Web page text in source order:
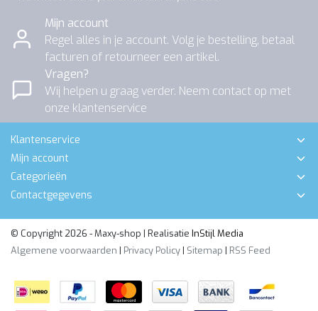
Mijn account
Regel alles in je account. Volg je bestelling, betaal
facturen of retourneer een artikel.
Vragen?
Wij helpen u graag verder. Neem contact op met
onze klantenservice
Klantenservice
Mijn account
Categorieën
Contactgegevens
© Copyright 2026 - Maxy-shop | Realisatie InStijl Media
Algemene voorwaarden | Privacy Policy | Sitemap | RSS Feed